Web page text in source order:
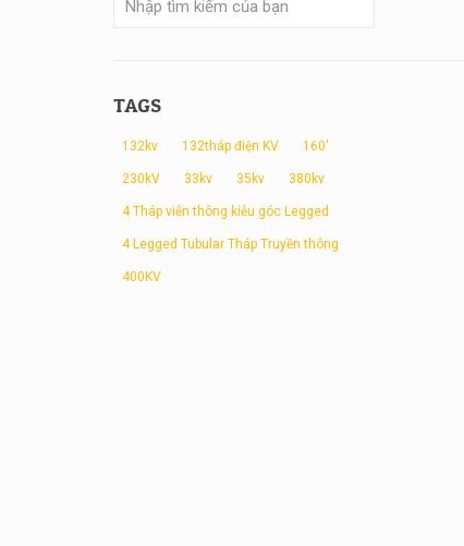
TAGS
132kv 132tháp điện KV 160'
230kV 33kv 35kv 380kv
4 Tháp viễn thông kiễu góc Legged
4 Legged Tubular Tháp Truyền thông
400KV